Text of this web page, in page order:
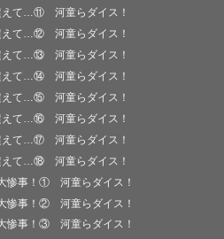
て…⑪ 河童らダイス！
て…⑫ 河童らダイス！
て…⑬ 河童らダイス！
て…⑭ 河童らダイス！
て…⑮ 河童らダイス！
て…⑯ 河童らダイス！
て…⑰ 河童らダイス！
て…⑱ 河童らダイス！
惨事！① 河童らダイス！
惨事！② 河童らダイス！
惨事！③ 河童らダイス！